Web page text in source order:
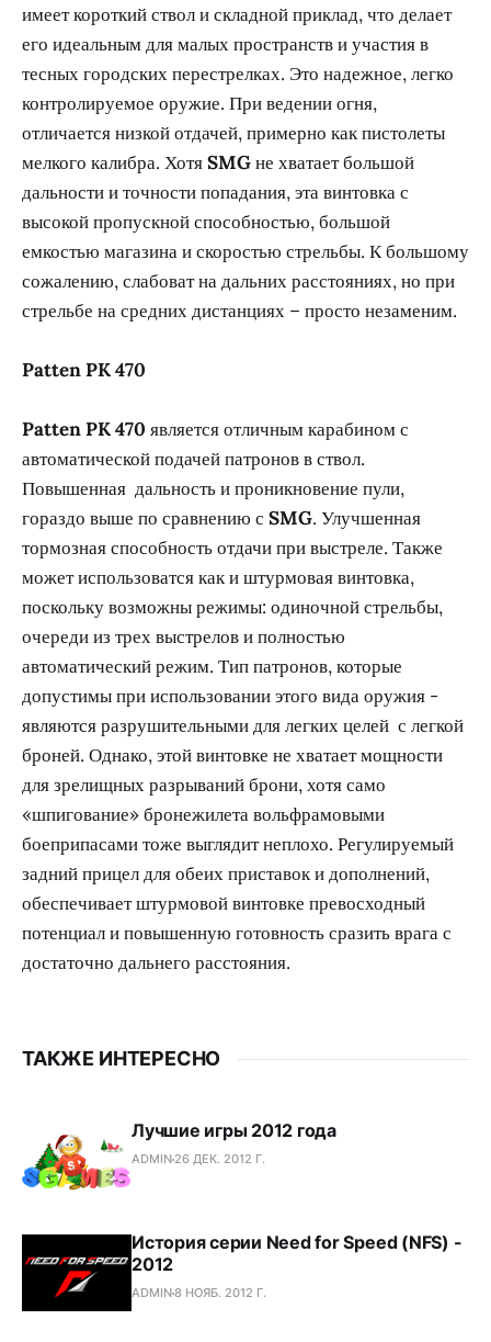
имеет короткий ствол и складной приклад, что делает
его идеальным для малых пространств и участия в
тесных городских перестрелках. Это надежное, легко
контролируемое оружие. При ведении огня,
отличается низкой отдачей, примерно как пистолеты
мелкого калибра. ХотяSMGне хватает большой
дальности и точности попадания, эта винтовка с
высокой пропускной способностью, большой
емкостью магазина и скоростью стрельбы. К большому
сожалению, слабоват на дальних расстояниях, но при
стрельбе на средних дистанциях – просто незаменим.
Patten PK 470
Patten PK 470 является отличным карабином с
автоматической подачей патронов в ствол.
Повышенная дальность и проникновение пули,
гораздо выше по сравнению с SMG. Улучшенная
тормозная способность отдачи при выстреле. Также
может использоватся как и штурмовая винтовка,
поскольку возможны режимы: одиночной стрельбы,
очереди из трех выстрелов и полностью
автоматический режим. Тип патронов, которые
допустимы при использовании этого вида оружия -
являются разрушительными для легких целей с легкой
броней. Однако, этой винтовке не хватает мощности
для зрелищных разрываний брони, хотя само
«шпигование» бронежилета вольфрамовыми
боеприпасами тоже выглядит неплохо. Регулируемый
задний прицел для обеих приставок и дополнений,
обеспечивает штурмовой винтовке превосходный
потенциал и повышенную готовность сразить врага с
достаточно дальнего расстояния.
ТАКЖЕ ИНТЕРЕСНО
Лучшие игры 2012 года
ADMIN 26 ДЕК. 2012 Г.
История серии Need for Speed (NFS) -
2012
ADMIN8 НОЯБ. 2012 Г.